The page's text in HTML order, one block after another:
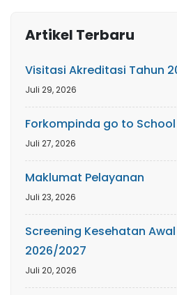
Artikel Terbaru
Visitasi Akreditasi Tahun
Juli 29, 2026
Forkompinda go to School
Juli 27, 2026
Maklumat Pelayanan
Juli 23, 2026
Screening Kesehatan
2026/2027
Juli 20, 2026